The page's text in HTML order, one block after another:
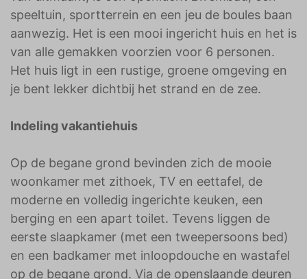
speeltuin, sportterrein en een jeu de boules baan
aanwezig. Het is een mooi ingericht huis en het is
van alle gemakken voorzien voor 6 personen.
Het huis ligt in een rustige, groene omgeving en
je bent lekker dichtbij het strand en de zee.
Indeling vakantiehuis
Op de begane grond bevinden zich de mooie
woonkamer met zithoek, TV en eettafel, de
moderne en volledig ingerichte keuken, een
berging en een apart toilet. Tevens liggen de
eerste slaapkamer (met een tweepersoons bed)
en een badkamer met inloopdouche en wastafel
op de begane grond. Via de openslaande deuren